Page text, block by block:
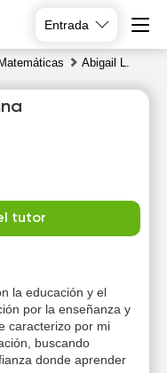
Entrada
Abigail L.
tutor
la educación y el
por la enseñanza y
caracterizo por mi
buscando
donde aprender
Sa
8
9